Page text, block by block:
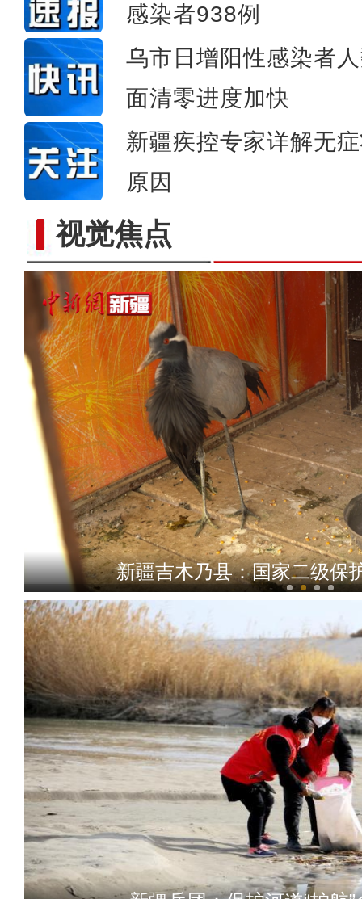
感染者938例
乌市日增阳性感染者
面清零进度加快
新疆疾控专家详解无
原因
视觉焦点新疆那拉提草原雪景宛
新疆吉木乃县：国家二级保
新疆昭苏县：牲畜开启